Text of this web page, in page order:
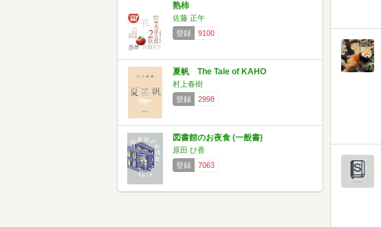
熟柿
佐藤 正午
登録
9100
夏帆 The Tale of KAHO
村上春樹
登録
2998
図書館のお夜食 (一般書)
原田 ひ香
登録
7063